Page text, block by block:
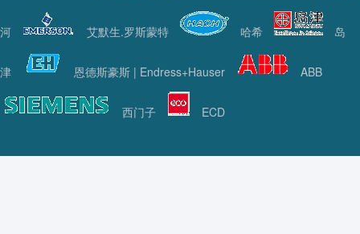
河 艾默生.罗斯蒙特 哈希 岛
津 恩德斯豪斯 | Endress+Hauser ABB
西门子 ECD